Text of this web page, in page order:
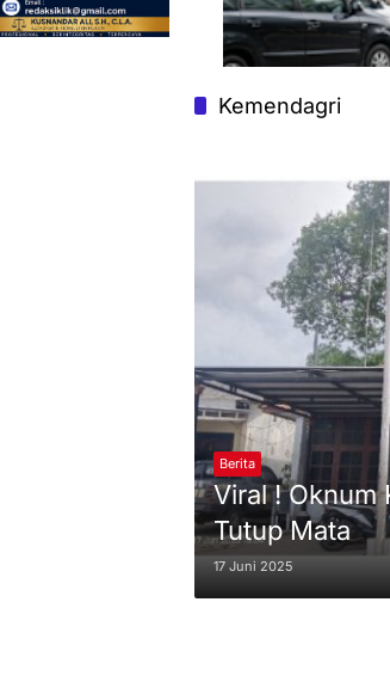
Kemendagri
Berita
Viral ! Oknum
Tutup Mata
17 Juni 2025